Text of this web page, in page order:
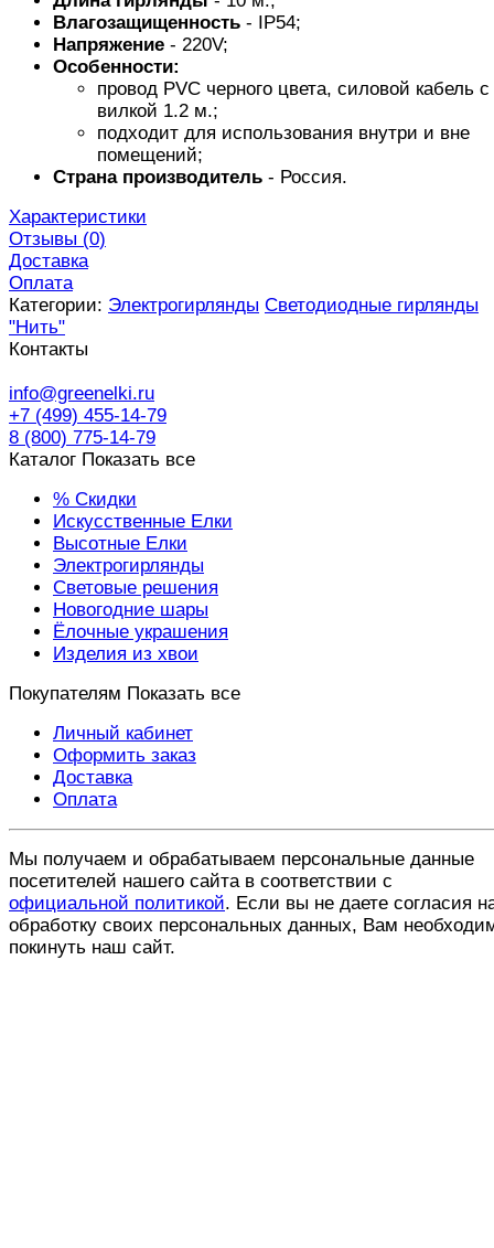
Влагозащищенность - IP54;
Напряжение - 220V;
Особенности:
провод PVC черного цвета, силовой кабель с
вилкой 1.2 м.;
подходит для использования внутри и вне
помещений;
Страна производитель - Россия.
Характеристики
Отзывы (0)
Доставка
Оплата
Категории: Электрогирлянды Светодиодные гирлянды
"Нить"
Контакты
info@greenelki.ru
+7 (499) 455-14-79
8 (800) 775-14-79
Каталог Показать все
% Скидки
Искусственные Елки
Высотные Елки
Электрогирлянды
Световые решения
Новогодние шары
Ёлочные украшения
Изделия из хвои
Покупателям Показать все
Личный кабинет
Оформить заказ
Доставка
Оплата
Мы получаем и обрабатываем персональные данные
посетителей нашего сайта в соответствии с
официальной политикой. Если вы не даете согласия
обработку своих персональных данных, Вам
покинуть наш сайт.